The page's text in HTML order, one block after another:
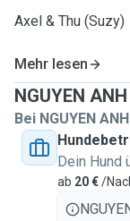
Axel & Thu (Suzy)
Mehr lesen
NGUYEN
Bei NGUYEN
Dein Hund
ab 20 €/